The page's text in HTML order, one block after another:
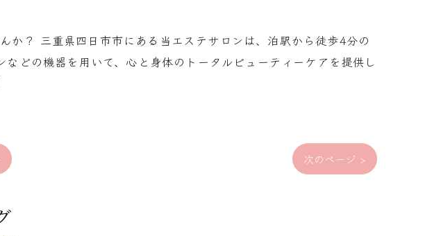
か？ 三重県四日市市にある当エステサロンは、泊駅から徒歩4分の
どの機器を用いて、心と身体のトータルビューティーケアを提供し
次のページ >